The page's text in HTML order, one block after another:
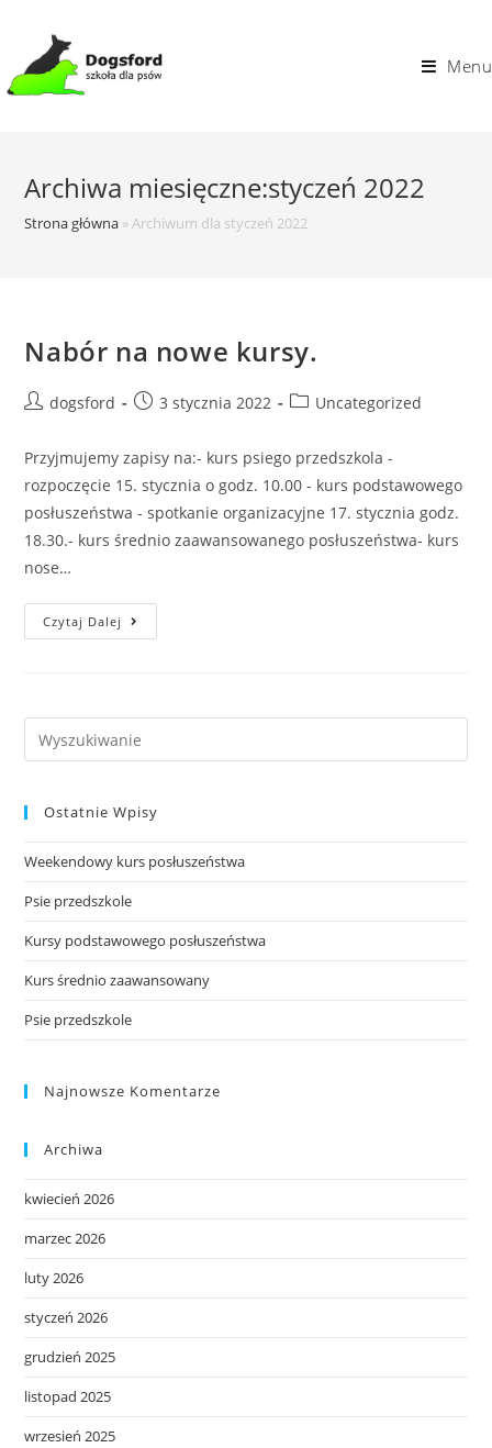
content
Menu
Archiwa miesięczne:styczeń 2022
Strona główna »Archiwum dla styczeń 2022
Nabór na nowe kursy.
Postdogsford
Post3 stycznia 2022
PostUncategorized
Przyjmujemy zapisy na:- kurs psiego przedszkola -
rozpoczęcie 15. stycznia o godz. 10.00 - kurs podstawowego
posłuszeństwa - spotkanie organizacyjne 17. stycznia godz.
18.30.- kurs średnio zaawansowanego posłuszeństwa- kurs
nose…
Czytaj Dalej Nabór
Na
Search
this
Ostatnie Wpisy
Weekendowy kurs posłuszeństwa
Psie przedszkole
Kursy podstawowego posłuszeństwa
Kurs średnio zaawansowany
Psie przedszkole
Najnowsze Komentarze
Archiwa
kwiecień 2026
marzec 2026
luty 2026
styczeń 2026
grudzień 2025
listopad 2025
wrzesień 2025